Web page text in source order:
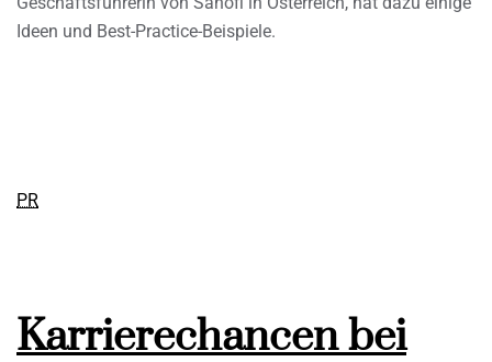
Ideen und Best-Practice-Beispiele.
PR
Karrierechancen bei